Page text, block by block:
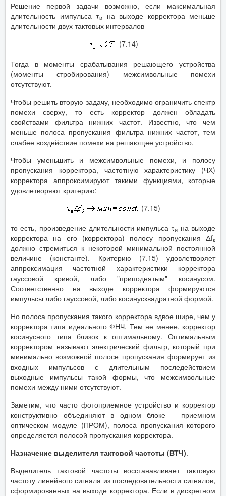
Решение первой задачи возможно, если максимальная
длительность импульса τи
на выходе корректора меньше
длительности двух тактовых интервалов
(7.14)
Тогда в моменты срабатывания решающего устройства
(моменты стробирования) межсимвольные помехи
отсутствуют.
Чтобы решить вторую задачу, необходимо ограничить спектр
помехи сверху, то есть корректор должен обладать
свойствами фильтра нижних частот. Известно, что чем
меньше полоса пропускания фильтра нижних частот, тем
слабее воздействие помехи на решающее устройство.
Чтобы уменьшить и межсимвольные помехи, и полосу
пропускания корректора, частотную характеристику (ЧХ)
корректора аппроксимируют такими функциями, которые
удовлетворяют критерию:
(7.15)
то есть, произведение длительности импульса τи на выходе
корректора на его (корректора) полосу пропускания Δfк
должно стремиться к некоторой минимальной постоянной
величине (константе). Критерию (7.15) удовлетворяет
аппроксимация частотной характеристики корректора
гауссовой кривой, либо "приподнятым" косинусом.
Соответственно на выходе корректора формируются
импульсы либо гауссовой, либо косинусквадратной формой.
Но полоса пропускания такого корректора вдвое шире, чем у
корректора типа идеального ФНЧ. Тем не менее, корректор
косинусного типа близок к оптимальному. Оптимальным
корректором называют электрический фильтр, который при
минимально возможной полосе пропускания формирует из
входных импульсов с длительным последействием
выходные импульсы такой формы, что межсимвольные
помехи между ними отсутствуют.
Заметим, что часто фотоприемное устройство и корректор
конструктивно объединяют в одном блоке – приемном
оптическом модуле (ПРОМ), полоса пропускания которого
определяется полосой пропускания корректора.
Назначение выделителя тактовой частоты (ВТЧ).
Выделитель тактовой частоты восстанавливает тактовую
частоту линейного сигнала из последовательности сигналов,
сформированных на выходе корректора. Если в дискретном